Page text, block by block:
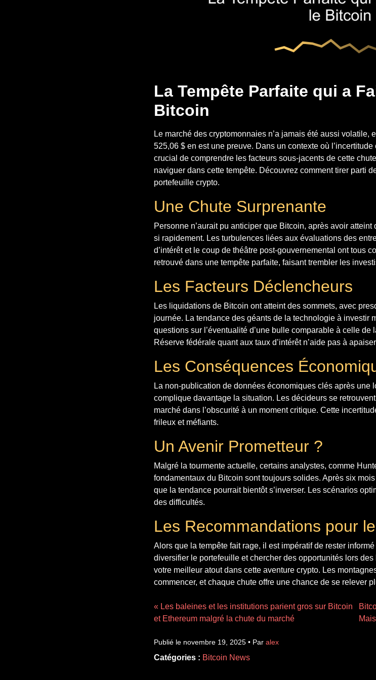
La Tempête Parfaite qui a
Bitcoin
Le marché des cryptomonnaies n’a jamais été aussi volatile,
525,06 $ en est une preuve. Dans un contexte où
crucial de comprendre les facteurs sous-jacents de cette
naviguer dans cette tempête. Découvrez comment tirer parti
portefeuille crypto.
Une Chute Surprenante
Personne n’aurait pu anticiper que Bitcoin, après avoir
si rapidement. Les turbulences liées aux évaluations des
d’intérêt et le coup de théâtre post-gouvernemental ont tous
retrouvé dans une tempête parfaite, faisant trembler les
Les Facteurs Déclencheurs
Les liquidations de Bitcoin ont atteint des sommets, avec
journée. La tendance des géants de la technologie à investir
questions sur l’éventualité d’une bulle comparable à celle
Réserve fédérale quant aux taux d’intérêt n’aide pas à
Les Conséquences
La non-publication de données économiques clés après une
complique davantage la situation. Les décideurs se
marché dans l’obscurité à un moment critique. Cette
frileux et méfiants.
Un Avenir Prometteur ?
Malgré la tourmente actuelle, certains analystes, comme
fondamentaux du Bitcoin sont toujours solides. Après six
que la tendance pourrait bientôt s’inverser. Les scénarios
des difficultés.
Les Recommandations pour
Alors que la tempête fait rage, il est impératif de rester
diversifier le portefeuille et chercher des opportunités lors
votre meilleur atout dans cette aventure crypto. Les
commencer, et chaque chute offre une chance de se relever
« Les baleines et les institutions parient gros sur Bitcoin
et Ethereum malgré la chute du marché
Publié le novembre 19, 2025 • Par alex
Catégories : Bitcoin News